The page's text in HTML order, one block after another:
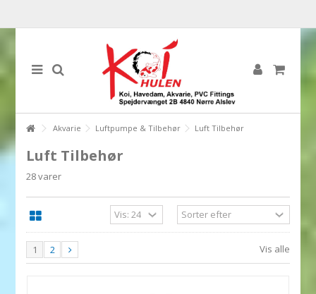
Akvarie Luftpumpe & Tilbehør Luft Tilbehør
Luft Tilbehør
28 varer
Vis alle
1 2